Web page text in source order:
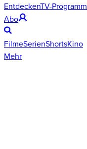
EntdeckenTV-Programm
Abo
FilmeSerienShortsKino
Mehr